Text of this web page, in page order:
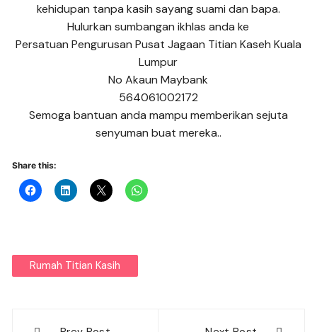
kehidupan tanpa kasih sayang suami dan bapa.
Hulurkan sumbangan ikhlas anda ke
Persatuan Pengurusan Pusat Jagaan Titian Kaseh Kuala
Lumpur
No Akaun Maybank
564061002172
Semoga bantuan anda mampu memberikan sejuta
senyuman buat mereka..
Share this:
Rumah Titian Kasih